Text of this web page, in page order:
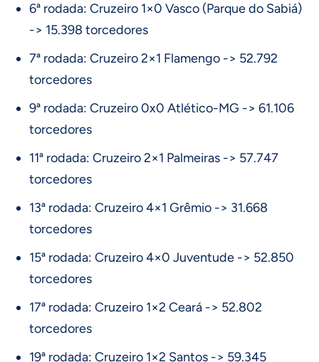
6ª rodada: Cruzeiro 1×0 Vasco (Parque do Sabiá)
-> 15.398 torcedores
7ª rodada: Cruzeiro 2×1 Flamengo -> 52.792
torcedores
9ª rodada: Cruzeiro 0x0 Atlético-MG -> 61.106
torcedores
11ª rodada: Cruzeiro 2×1 Palmeiras -> 57.747
torcedores
13ª rodada: Cruzeiro 4×1 Grêmio -> 31.668
torcedores
15ª rodada: Cruzeiro 4×0 Juventude -> 52.850
torcedores
17ª rodada: Cruzeiro 1×2 Ceará -> 52.802
torcedores
19ª rodada: Cruzeiro 1×2 Santos -> 59.345